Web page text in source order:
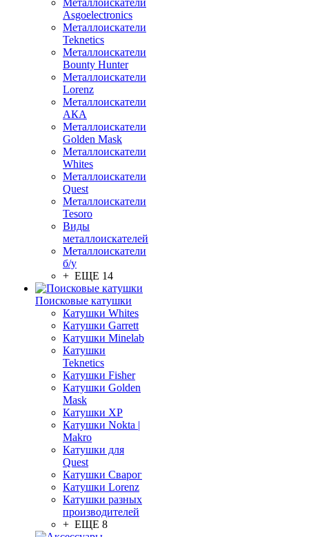
Металлоискатели
Asgoelectronics
Металлоискатели
Teknetics
Металлоискатели
Bounty Hunter
Металлоискатели
Lorenz
Металлоискатели
АКА
Металлоискатели
Golden Mask
Металлоискатели
Whites
Металлоискатели
Quest
Металлоискатели
Tesoro
Виды
металлоискателей
Металлоискатели
б/у
+ ЕЩЕ 14
Поисковые катушки
Катушки Whites
Катушки Garrett
Катушки Minelab
Катушки
Teknetics
Катушки Fisher
Катушки Golden
Mask
Катушки XP
Катушки Nokta |
Makro
Катушки для
Quest
Катушки Сварог
Катушки Lorenz
Катушки разных
производителей
+ ЕЩЕ 8